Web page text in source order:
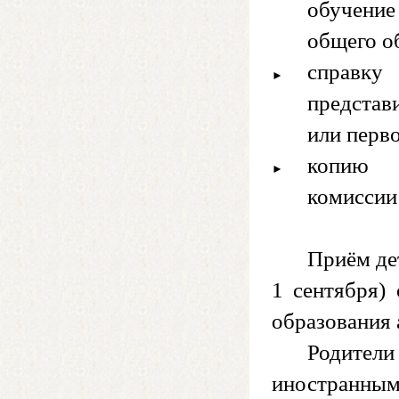
общего
или
копию
Приём
1 сентября)